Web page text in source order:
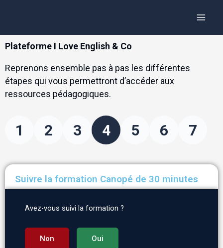
contenu
Plateforme I Love English & Co
Reprenons ensemble pas à pas les différentes
étapes qui vous permettront d’accéder aux
ressources pédagogiques.
1 2 3 4 5 6 7
Suivre la formation Canopé de 30 minutes
Avez-vous suivi la formation ?
Non Oui